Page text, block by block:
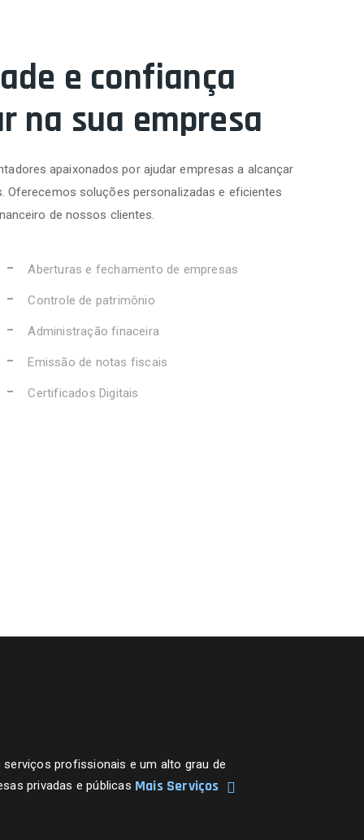
e confiança
na sua empresa
apaixonados por ajudar empresas a alcançar
Oferecemos soluções personalizadas e eficientes
de nossos clientes.
Aberturas e fechamento de empresas
Controle de patrimônio
Administração finaceira
Emissão de notas fiscais
Certificados Digitais
profissionais e um alto grau de
privadas e públicas Mais Serviços